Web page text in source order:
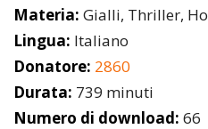
Materia: Gialli, Thriller,
Lingua: Italiano
Donatore: 2860
Durata: 739 minuti
Numero di download: 66